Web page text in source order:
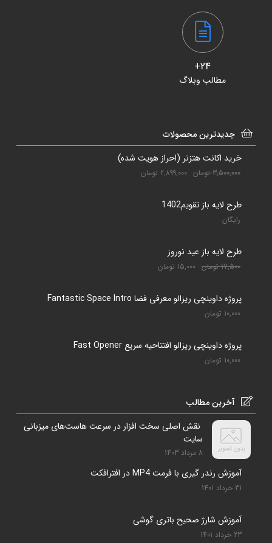
24+
مطالب وبلاگ
جدیدترین محصولات
خرید اکانت هتزنر (احراز هویت شده)
3,500,000 تومان 2,899,000 تومان
طرح لایه باز تقویم1402
رایگان
طرح لایه باز عید نوروز
17,500 تومان 15,000 تومان
پروژه داوینچی ریزالو معرفی فضا Fantastic Space Intro
10,000 تومان
پروژه داوینچی ریزالو افتتاحیه سریع Fast Opener
10,000 تومان
آخرین مطالب
نقش اصلی سخت افزار در سرعت هاست‌های میزبانی
سایت
8 مرداد 1403
آموزش رندر گیری با فرمت MP4 در افترافکت
31 خرداد 1401
آموزش شارژ صحیح باتری گوشی
23 خرداد 1401